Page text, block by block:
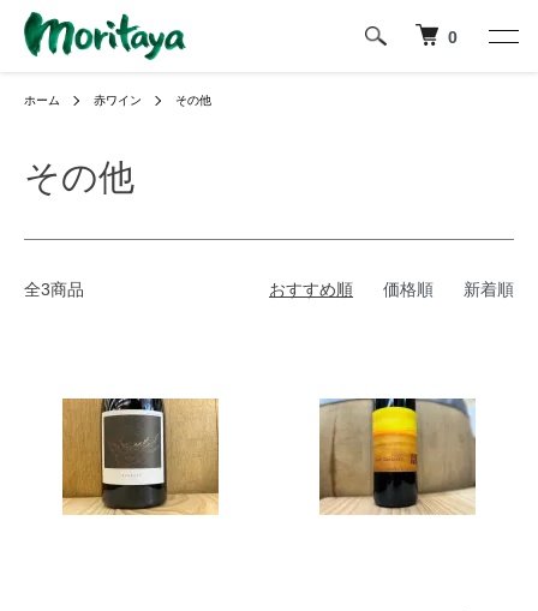
0
ホーム 赤ワイン その他
その他
全3商品 おすすめ順 価格順 新着順